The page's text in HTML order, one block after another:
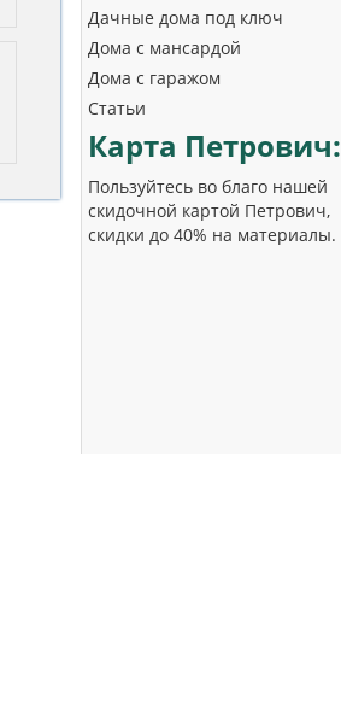
Дачные дома под ключ
Дома с мансардой
Дома с гаражом
Статьи
Карта Петрович:
Пользуйтесь во благо нашей
скидочной картой Петрович,
скидки до 40% на материалы.